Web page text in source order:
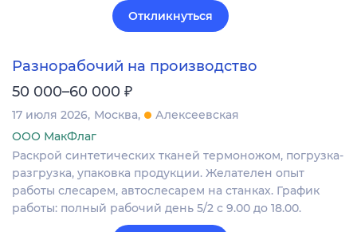
Откликнуться
Разнорабочий на производство
50 000–60 000 ₽
17 июля 2026 Москва
Алексеевская
ООО МакФлаг
Раскрой синтетических тканей термоножом, погрузка-
разгрузка, упаковка продукции. Желателен опыт
работы слесарем, автослесарем на станках. График
работы: полный рабочий день 5/2 с 9.00 до 18.00.